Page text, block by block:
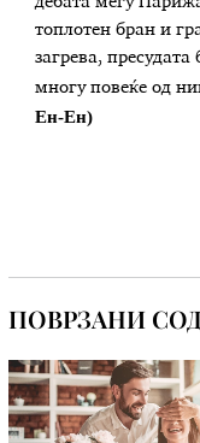
топлотен бран и
загрева,
многу повеќе од
Ен-Ен)
ПОВРЗАНИ